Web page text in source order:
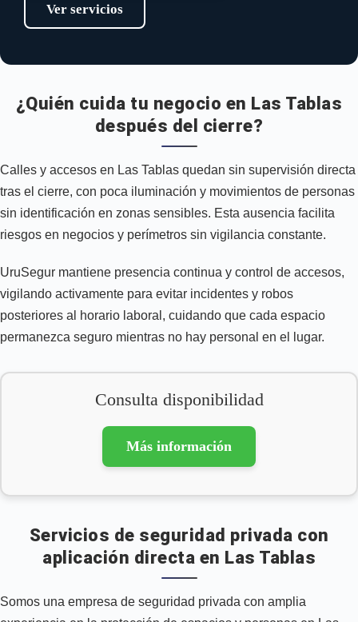
Ver servicios
¿Quién cuida tu negocio en Las Tablas
después del cierre?
Calles y accesos en Las Tablas quedan sin supervisión directa
tras el cierre, con poca iluminación y movimientos de personas
sin identificación en zonas sensibles. Esta ausencia facilita
riesgos en negocios y perímetros sin vigilancia constante.
UruSegur mantiene presencia continua y control de accesos,
vigilando activamente para evitar incidentes y robos
posteriores al horario laboral, cuidando que cada espacio
permanezca seguro mientras no hay personal en el lugar.
Consulta disponibilidad
Más información
Servicios de seguridad privada con
aplicación directa en Las Tablas
Somos una empresa de seguridad privada con amplia